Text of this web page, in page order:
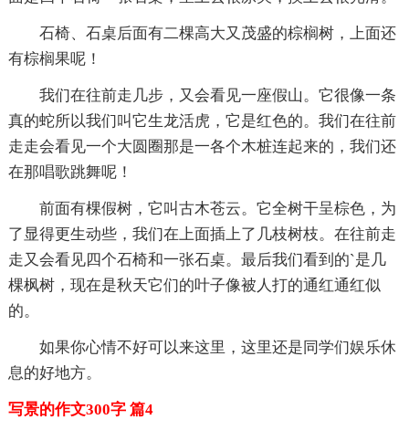
石椅、石桌后面有二棵高大又茂盛的棕榈树，上面还
有棕榈果呢！
我们在往前走几步，又会看见一座假山。它很像一条
真的蛇所以我们叫它生龙活虎，它是红色的。我们在往前
走走会看见一个大圆圈那是一各个木桩连起来的，我们还
在那唱歌跳舞呢！
前面有棵假树，它叫古木苍云。它全树干呈棕色，为
了显得更生动些，我们在上面插上了几枝树枝。在往前走
走又会看见四个石椅和一张石桌。最后我们看到的`是几
棵枫树，现在是秋天它们的叶子像被人打的通红通红似
的。
如果你心情不好可以来这里，这里还是同学们娱乐休
息的好地方。
写景的作文300字 篇4